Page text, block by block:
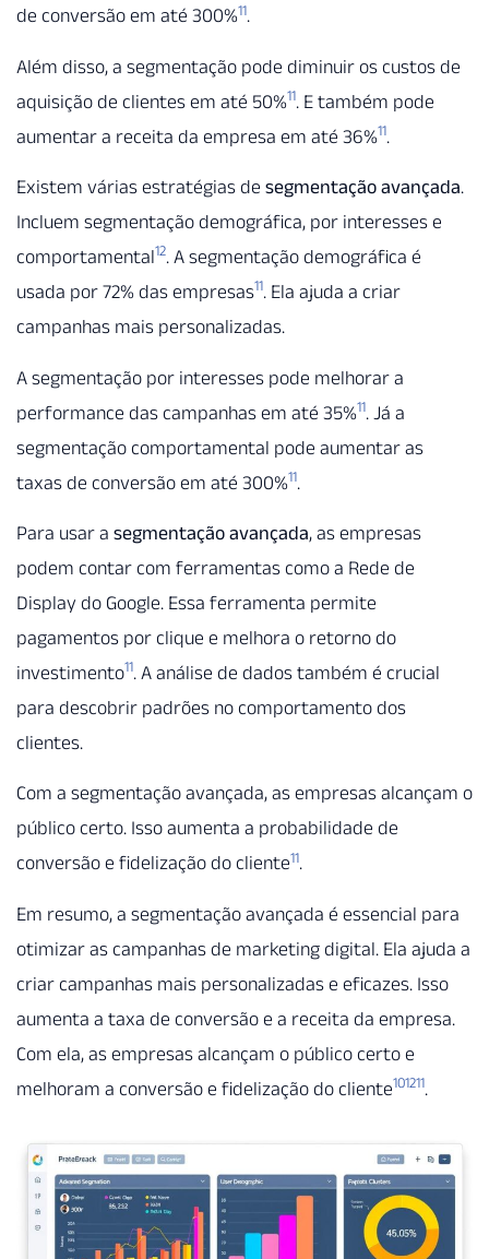
de conversão em até 300%11.
Além disso, a segmentação pode diminuir os custos de
aquisição de clientes em até 50%11. E também pode
aumentar a receita da empresa em até 36%11.
Existem várias estratégias de segmentação avançada.
Incluem segmentação demográfica, por interesses e
comportamental12. A segmentação demográfica é
usada por 72% das empresas11. Ela ajuda a criar
campanhas mais personalizadas.
A segmentação por interesses pode melhorar a
performance das campanhas em até 35%11. Já a
segmentação comportamental pode aumentar as
taxas de conversão em até 300%11.
Para usar a segmentação avançada, as empresas
podem contar com ferramentas como a Rede de
Display do Google. Essa ferramenta permite
pagamentos por clique e melhora o retorno do
investimento11. A análise de dados também é crucial
para descobrir padrões no comportamento dos
clientes.
Com a segmentação avançada, as empresas alcançam o
público certo. Isso aumenta a probabilidade de
conversão e fidelização do cliente11.
Em resumo, a segmentação avançada é essencial para
otimizar as campanhas de marketing digital. Ela ajuda a
criar campanhas mais personalizadas e eficazes. Isso
aumenta a taxa de conversão e a receita da empresa.
Com ela, as empresas alcançam o público certo e
melhoram a conversão e fidelização do cliente101211.